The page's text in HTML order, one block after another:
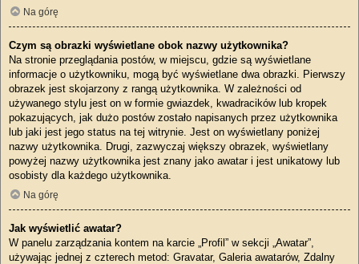
Na górę
Czym są obrazki wyświetlane obok nazwy użytkownika?
Na stronie przeglądania postów, w miejscu, gdzie są wyświetlane
informacje o użytkowniku, mogą być wyświetlane dwa obrazki. Pierwszy
obrazek jest skojarzony z rangą użytkownika. W zależności od
używanego stylu jest on w formie gwiazdek, kwadracików lub kropek
pokazujących, jak dużo postów zostało napisanych przez użytkownika
lub jaki jest jego status na tej witrynie. Jest on wyświetlany poniżej
nazwy użytkownika. Drugi, zazwyczaj większy obrazek, wyświetlany
powyżej nazwy użytkownika jest znany jako awatar i jest unikatowy lub
osobisty dla każdego użytkownika.
Na górę
Jak wyświetlić awatar?
W panelu zarządzania kontem na karcie „Profil” w sekcji „Awatar”,
używając jednej z czterech metod: Gravatar, Galeria awatarów, Zdalny